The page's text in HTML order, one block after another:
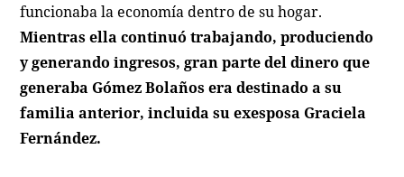
funcionaba la economía dentro de su hogar.
Mientras ella continuó trabajando, produciendo
y generando ingresos, gran parte del dinero que
generaba Gómez Bolaños era destinado a su
familia anterior, incluida su exesposa Graciela
Fernández.